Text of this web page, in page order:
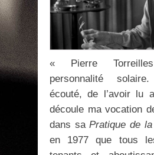
« Pierre
personnalité
écouté, de l’avoir lu
découle ma vocation
dans saPratique de
en 1977 que tous